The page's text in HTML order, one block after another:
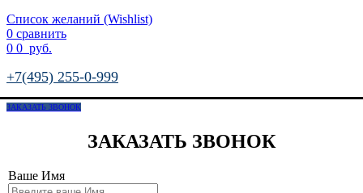
Список желаний (Wishlist)
0 сравнить
0 0 руб.
+7(495) 255-0-999
ЗАКАЗАТЬ ЗВОНОК
ЗАКАЗАТЬ ЗВОНОК
Ваше Имя